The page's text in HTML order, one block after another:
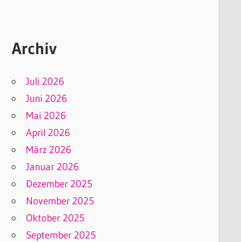
Archiv
Juli 2026
Juni 2026
Mai 2026
April 2026
März 2026
Januar 2026
Dezember 2025
November 2025
Oktober 2025
September 2025